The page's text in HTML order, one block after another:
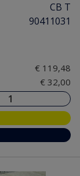
CB T
90411031
€ 119,48
€ 32,00